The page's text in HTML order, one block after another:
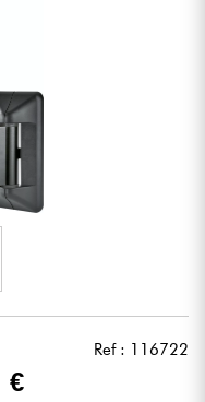
Ref : 116722
€